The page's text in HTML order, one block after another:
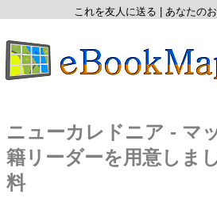
これを友人に送る あなたの
ニューカレドニア - マ
籍リーダーを用意しま
料